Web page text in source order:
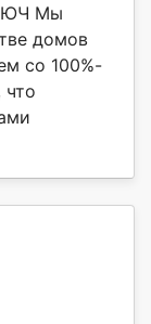
Мы
домов
со 100%-
что